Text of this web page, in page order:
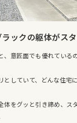
ックの躯体がス
、意匠面でも優れている
としていて、どんな住宅
体をグッと引き締め、ス